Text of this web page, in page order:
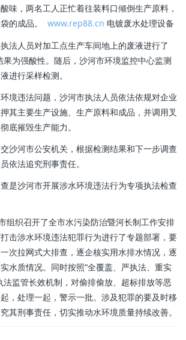
味，两名工人正忙着往装料口倾倒生产原料，
袋的成品。www.rep88.cn 电镀废水处理设备
人员对加工点生产车间地上的废液进行了
为强酸性。随后，沙河市环境监控中心监测
进行采样检测。
违法问题，沙河市执法人员依法依规对企业
其主要生产设施、生产原料和成品，并调用叉
底摧毁生产能力。
河市公安机关，根据检测结果和下一步调查
依法追究刑事责任。
沙河市开展涉水环境违法行为专项执法检查
织召开了全市水污染防治暨河长制工作安排
击涉水环境违法犯罪行为进行了专题部署，要
次拉网式大排查，逐企核实用水排水情况，逐
水质情况。同时按照“全覆盖、严执法、重实
法监管长效机制，对偷排偷放、超标排放等恶
，处理一起，警示一批。涉及犯罪的要及时移
其刑事责任，切实推动水环境质量持续改善。